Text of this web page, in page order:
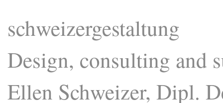
schweizergestaltung
Design, consulting and
Ellen Schweizer, Dipl.